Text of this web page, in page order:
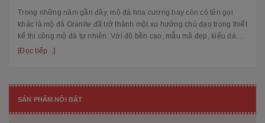
Trong những năm gần đây, mộ đá hoa cương hay còn có tên gọi
khác là mộ đá Granite đã trở thành một xu hướng chủ đạo trong thiết
kế thi công mộ đá tự nhiên. Với độ bền cao, mẫu mã đẹp, kiểu dáng
hiệ...
[Đọc tiếp...]
SẢN PHẨM NỔI BẬT